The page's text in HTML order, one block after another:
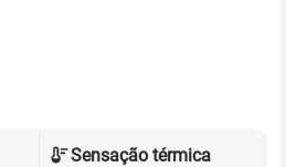
Sensação térmica